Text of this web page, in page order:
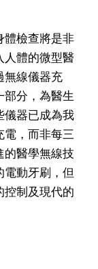
體檢查將是非
人體的微型醫
無線儀器充
部分，為醫生
儀器已成為我
電，而非每三
的醫學無線技
電動牙刷，但
控制及現代的